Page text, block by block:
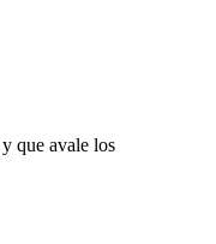
que avale los